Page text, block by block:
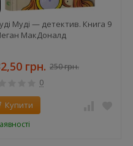
Муді — детектив. Книга 9
МакДоналд
грн. 250 грн.
0
Купити